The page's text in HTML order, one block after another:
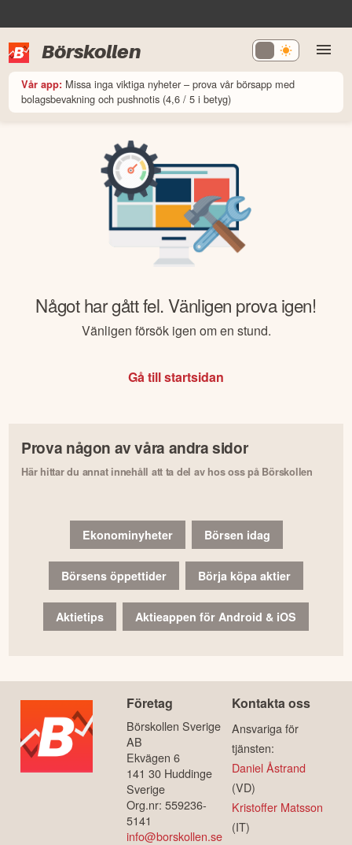
Börskollen
Vår app: Missa inga viktiga nyheter – prova vår börsapp med
bolagsbevakning och pushnotis (4,6 / 5 i betyg)
Något har gått fel. Vänligen prova igen!
Vänligen försök igen om en stund.
Gå till startsidan
Prova någon av våra andra sidor
Här hittar du annat innehåll att ta del av hos oss på Börskollen
Ekonominyheter Börsen idag
Börsens öppettider Börja köpa aktier
Aktietips Aktieappen för Android & iOS
Företag
Börskollen Sverige
AB
Ekvägen 6
141 30 Huddinge
Sverige
Org.nr: 559236-
5141
info@borskollen.se
Kontakta oss
Ansvariga för
tjänsten:
Daniel Åstrand
(VD)
Kristoffer Matsson
(IT)